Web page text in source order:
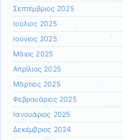
Σεπτέμβριος 2025
Ιούλιος 2025
Ιούνιος 2025
Μάιος 2025
Απρίλιος 2025
Μάρτιος 2025
Φεβρουάριος 2025
Ιανουάριος 2025
Δεκέμβριος 2024